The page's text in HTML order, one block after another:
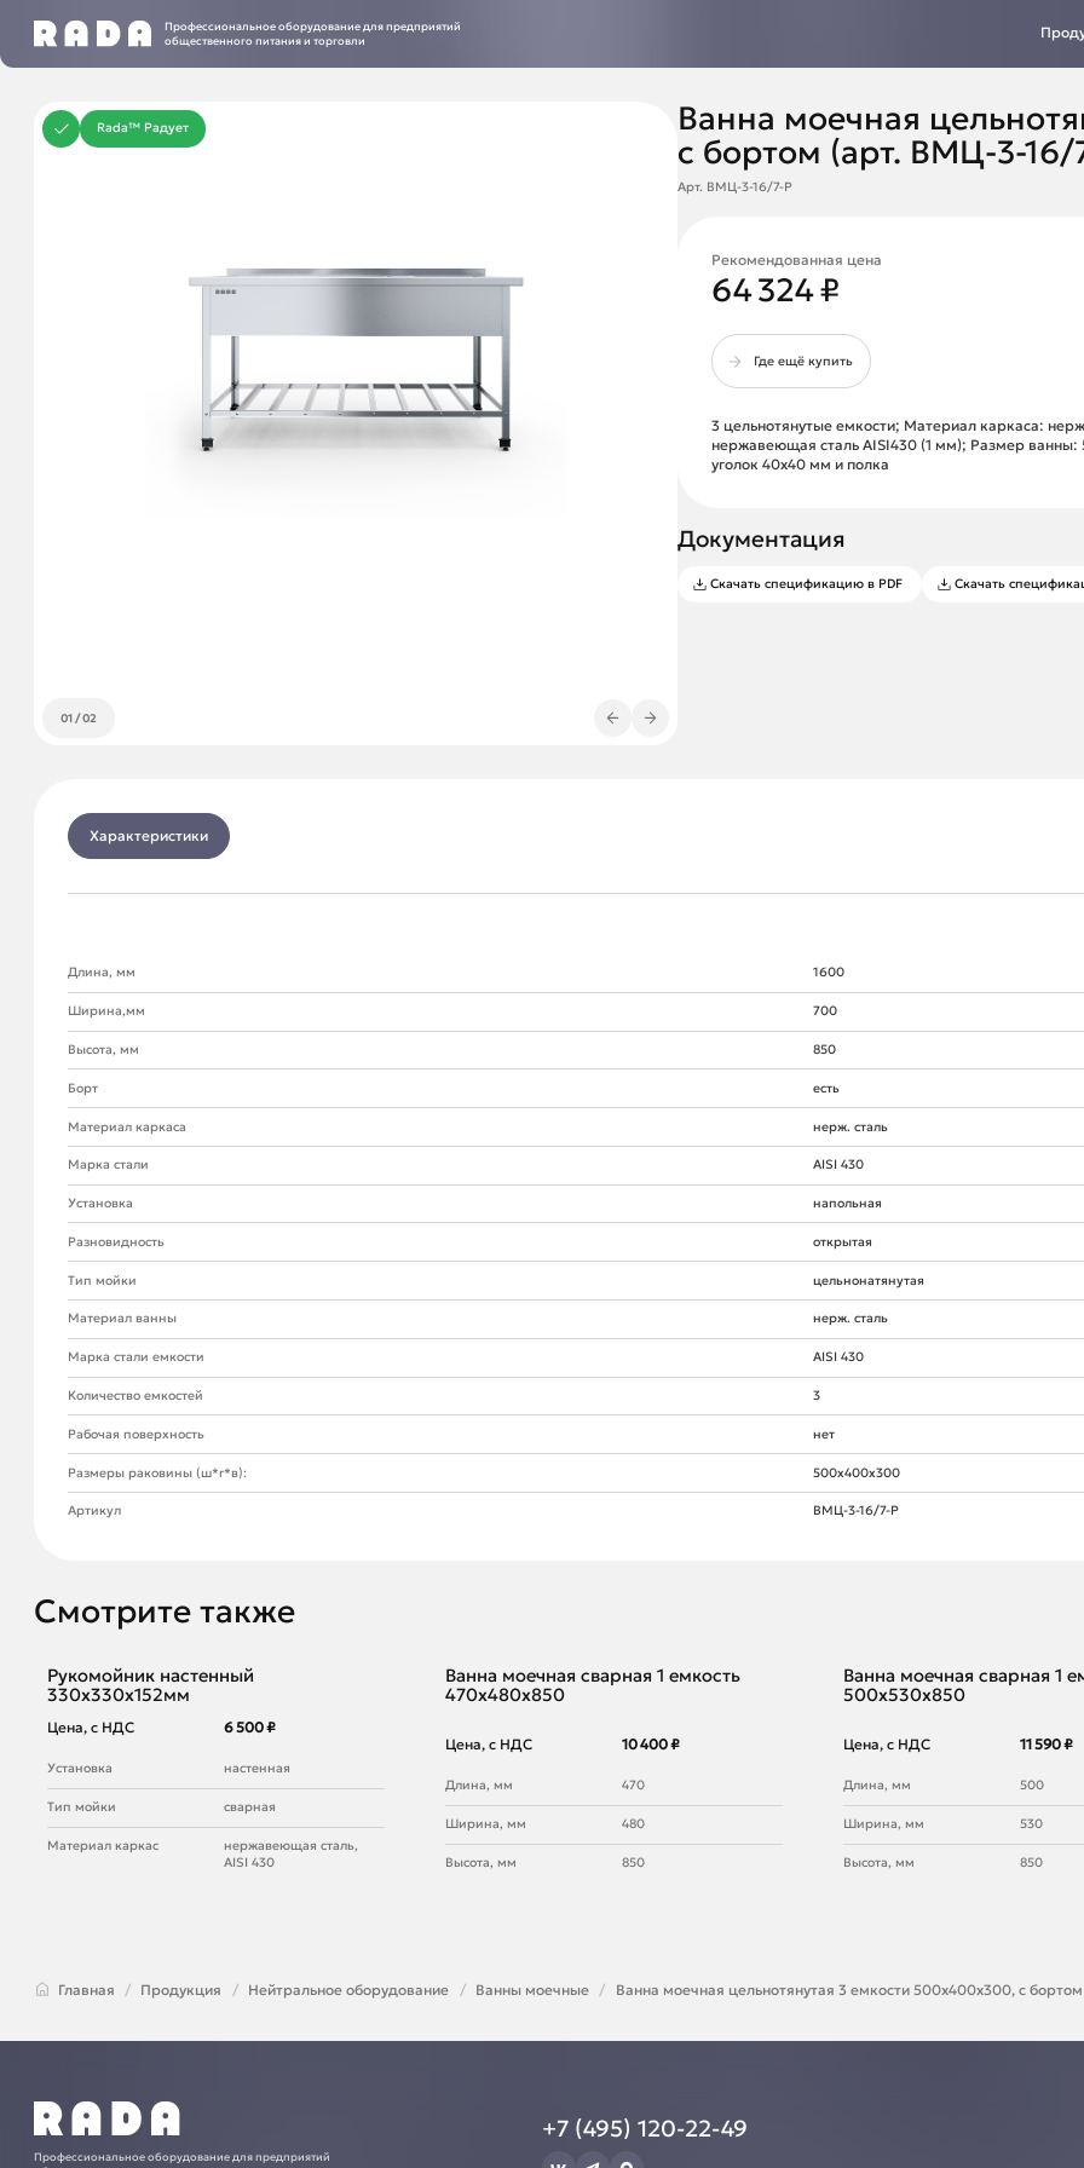
Профессиональное оборудование для предприятий
общественного питания и торговли
Rada™ Радует
01/02
Ванна моечная
с бортом (арт. ВМЦ-3-16/
Арт. ВМЦ-3-16/7-Р
Рекомендованная цена
64 324 ₽
Где ещё купить
3 цельнотянутые емкости; Материал каркаса:
нержавеющая сталь AISI430 (1 мм); Размер
уголок 40х40 мм и полка
Документация
Скачать спецификацию в PDF Скачать
Характеристики
Длина, мм 1600
Ширина,мм 700
Высота, мм 850
Борт есть
Материал каркаса нерж. сталь
Марка стали AISI 430
Установка напольная
Разновидность открытая
Тип мойки цельнонатянутая
Материал ванны нерж. сталь
Марка стали емкости AISI 430
Количество емкостей 3
Рабочая поверхность нет
Размеры раковины (ш*г*в): 500х400х300
Артикул ВМЦ-3-16/7-Р
Смотрите также
Рукомойник настенный
330х330х152мм
Цена, с НДС 6 500 ₽
Установка настенная
Тип мойки сварная
Материал каркас
нержавеющая сталь,
AISI 430
Ванна моечная сварная 1 емкость
470х480х850
Цена, с НДС 10 400 ₽
Длина, мм 470
Ширина, мм 480
Высота, мм 850
Ванна моечная сварная 1
500х530х850
Цена, с НДС 11 590 ₽
Длина, мм 500
Ширина, мм 530
Высота, мм 850
Главная Продукция Нейтральное оборудование Ванны моечные Ванна моечная цельнотянутая 3 емкости 500х400х300, с
Профессиональное оборудование для предприятий
+7 (495) 120-22-49